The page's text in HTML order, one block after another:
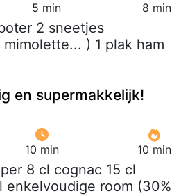
5 min 8 min
2 sneetjes
) 1 plak ham
en supermakkelijk!
10 min 10 min
8 cl cognac 15 cl
enkelvoudige room (30%